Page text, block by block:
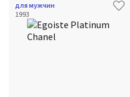
для мужчин
1993